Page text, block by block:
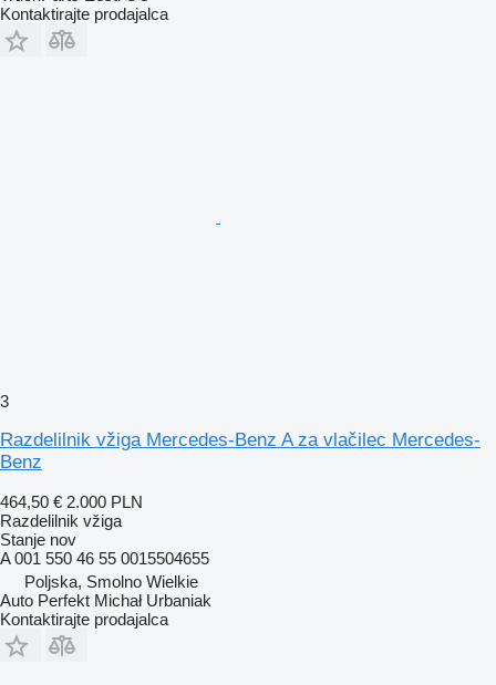
Kontaktirajte prodajalca
3
Razdelilnik vžiga Mercedes-Benz A za vlačilec Mercedes-
Benz
464,50 € 2.000 PLN
Razdelilnik vžiga
Stanje nov
A 001 550 46 55 0015504655
Poljska, Smolno Wielkie
Auto Perfekt Michał Urbaniak
Kontaktirajte prodajalca